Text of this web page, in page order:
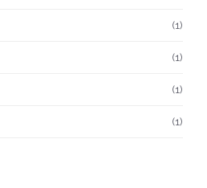
(1)
(1)
(1)
(1)